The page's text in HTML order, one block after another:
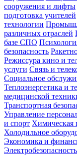
сооружения и лифты
подготовка учителей
технологии
различных отраслей
базе СПО
безопасность
Режиссура кино и
услуги Связь и
Социальное
Теплоэнергетика и
медицинской
Транспортная
Управление
и спорт Химическая
Холодильное
Экономика и
Электробезопасность